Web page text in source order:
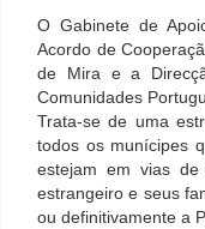
O Gabinete de
Acordo de
de Mira e a
Comunidades
Trata-se de uma
todos os munícipes
estejam em vias
estrangeiro e seus
ou definitivamente a